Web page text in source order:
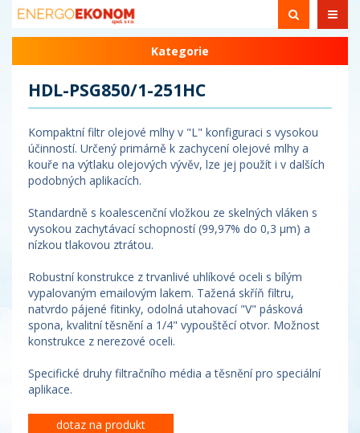
Kategorie
HDL-PSG850/1-251HC
Kompaktní filtr olejové mlhy v "L" konfiguraci s vysokou
účinností. Určený primárně k zachycení olejové mlhy a
kouře na výtlaku olejových vývěv, lze jej použít i v dalších
podobných aplikacích.
Standardně s koalescenční vložkou ze skelných vláken s
vysokou zachytávací schopností (99,97% do 0,3 µm) a
nízkou tlakovou ztrátou.
Robustní konstrukce z trvanlivé uhlíkové oceli s bílým
vypalovaným emailovým lakem. Tažená skříň filtru,
natvrdo pájené fitinky, odolná utahovací "V" pásková
spona, kvalitní těsnění a 1/4" vypouštěcí otvor. Možnost
konstrukce z nerezové oceli.
Specifické druhy filtračního média a těsnění pro speciální
aplikace.
dotaz na produkt